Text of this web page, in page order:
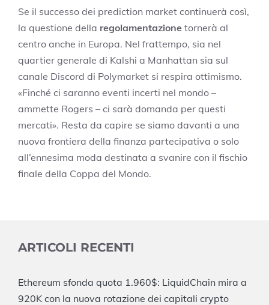
Se il successo dei prediction market continuerà così,
la questione della regolamentazione tornerà al
centro anche in Europa. Nel frattempo, sia nel
quartier generale di Kalshi a Manhattan sia sul
canale Discord di Polymarket si respira ottimismo.
«Finché ci saranno eventi incerti nel mondo –
ammette Rogers – ci sarà domanda per questi
mercati». Resta da capire se siamo davanti a una
nuova frontiera della finanza partecipativa o solo
all’ennesima moda destinata a svanire con il fischio
finale della Coppa del Mondo.
ARTICOLI RECENTI
Ethereum sfonda quota 1.960$: LiquidChain mira a
920K con la nuova rotazione dei capitali crypto